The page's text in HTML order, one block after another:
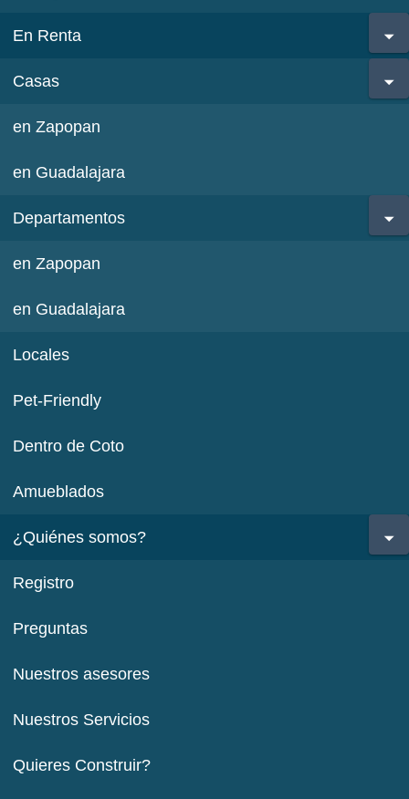
En Renta
Casas
en Zapopan
en Guadalajara
Departamentos
en Zapopan
en Guadalajara
Locales
Pet-Friendly
Dentro de Coto
Amueblados
¿Quiénes somos?
Registro
Preguntas
Nuestros asesores
Nuestros Servicios
Quieres Construir?